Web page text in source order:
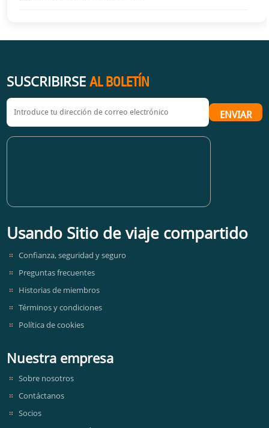
SUSCRIBIRSEAL BOLETÍN
Usando Sitio de viaje compartido
Confianza, seguridad y seguro
Preguntas frecuentes
Historias de miembros
Términos y condiciones
Política de cookies
Nuestra empresa
Sobre nosotros
Contáctanos
Socios